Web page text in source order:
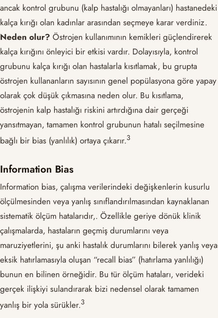
ancak kontrol grubunu (kalp hastalığı olmayanları) hastanedeki
kalça kırığı olan kadınlar arasından seçmeye karar verdiniz.
Neden olur? Östrojen kullanımının kemikleri güçlendirerek
kalça kırığını önleyici bir etkisi vardır. Dolayısıyla, kontrol
grubunu kalça kırığı olan hastalarla kısıtlamak, bu grupta
östrojen kullananların sayısının genel popülasyona göre yapay
olarak çok düşük çıkmasına neden olur. Bu kısıtlama,
östrojenin kalp hastalığı riskini artırdığına dair gerçeği
yansıtmayan, tamamen kontrol grubunun hatalı seçilmesine
bağlı bir bias (yanlılık) ortaya çıkarır.​3​
Information Bias
Information bias, çalışma verilerindeki değişkenlerin kusurlu
ölçülmesinden veya yanlış sınıflandırılmasından kaynaklanan
sistematik ölçüm hatalarıdır,. Özellikle geriye dönük klinik
çalışmalarda, hastaların geçmiş durumlarını veya
maruziyetlerini, şu anki hastalık durumlarını bilerek yanlış veya
eksik hatırlamasıyla oluşan “recall bias” (hatırlama yanlılığı)
bunun en bilinen örneğidir. Bu tür ölçüm hataları, verideki
gerçek ilişkiyi sulandırarak bizi nedensel olarak tamamen
yanlış bir yola sürükler.​3​